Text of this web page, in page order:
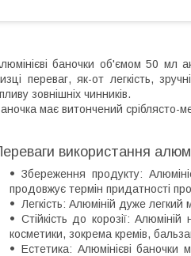
баночки об'ємом 50 мл
переваг, як-от легкість,
зовнішніх чинників.
має витончений сріблясто-
використання
Збереження продукту:
продовжує термін придатності
Легкість: Алюміній дуже
Стійкість до корозії:
косметики, зокрема кремів,
Естетика: Алюмінієві